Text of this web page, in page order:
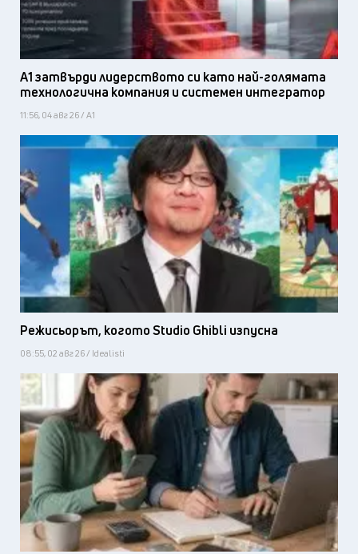
А1 затвърди лидерството си като най-голямата
технологична компания и системен интегратор
11:56, 04 авг 26 / А1
Режисьорът, когото Studio Ghibli изпусна
08:55, 02 авг 26 / Idealisti